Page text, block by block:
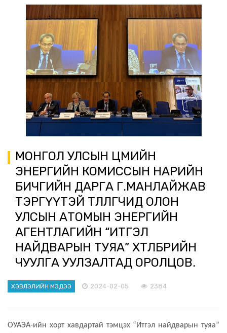
МОНГОЛ УЛСЫН ЦӨМИЙН
ЭНЕРГИЙН КОМИССЫН НАРИЙН
БИЧГИЙН ДАРГА Г.МАНЛАЙЖАВ
ТЭРГҮҮТЭЙ ТӨЛӨӨЛӨГЧИД ОЛОН
УЛСЫН АТОМЫН ЭНЕРГИЙН
АГЕНТЛАГИЙН “ИТГЭЛ
НАЙДВАРЫН ТУЯА” ХӨТӨЛБӨРИЙН
ЧУУЛГА УУЛЗАЛТАД ОРОЛЦОВ.
ХЭВЛЭЛИЙН МЭДЭЭ 2024-02-05 2384
ОУАЭА-ийн хорт хавдартай тэмцэх “Итгэл найдварын туяа”